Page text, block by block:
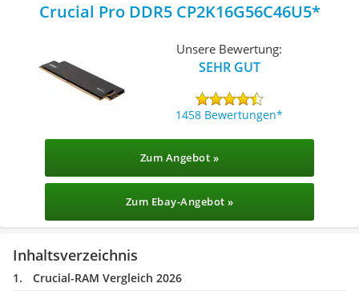
Crucial Pro DDR5 CP2K16G56C46U5
Unsere Bewertung:
SEHR GUT
1458 Bewertungen
Zum Angebot »
Zum Ebay-Angebot »
Inhaltsverzeichnis
Crucial-RAM Vergleich 2026